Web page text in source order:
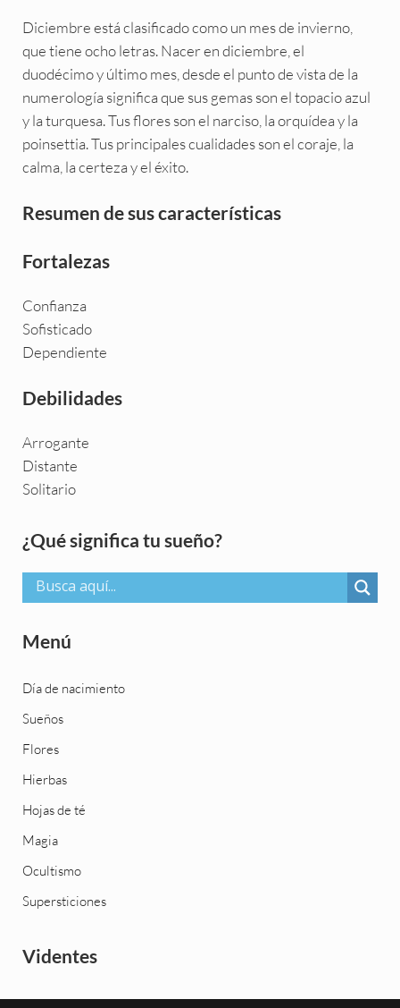
Diciembre está clasificado como un mes de invierno,
que tiene ocho letras. Nacer en diciembre, el
duodécimo y último mes, desde el punto de vista de la
numerología significa que sus gemas son el topacio azul
y la turquesa. Tus flores son el narciso, la orquídea y la
poinsettia. Tus principales cualidades son el coraje, la
calma, la certeza y el éxito.
Resumen de sus características
Fortalezas
Confianza
Sofisticado
Dependiente
Debilidades
Arrogante
Distante
Solitario
Sidebar
¿Qué significa tu sueño?
Menú
Día de nacimiento
Sueños
Flores
Hierbas
Hojas de té
Magia
Ocultismo
Supersticiones
Videntes